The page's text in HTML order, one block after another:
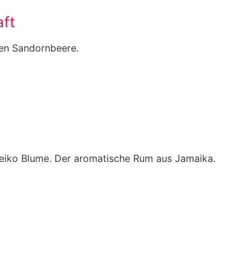
Sandornbeere.
Blume. Der aromatische Rum aus Jamaika.